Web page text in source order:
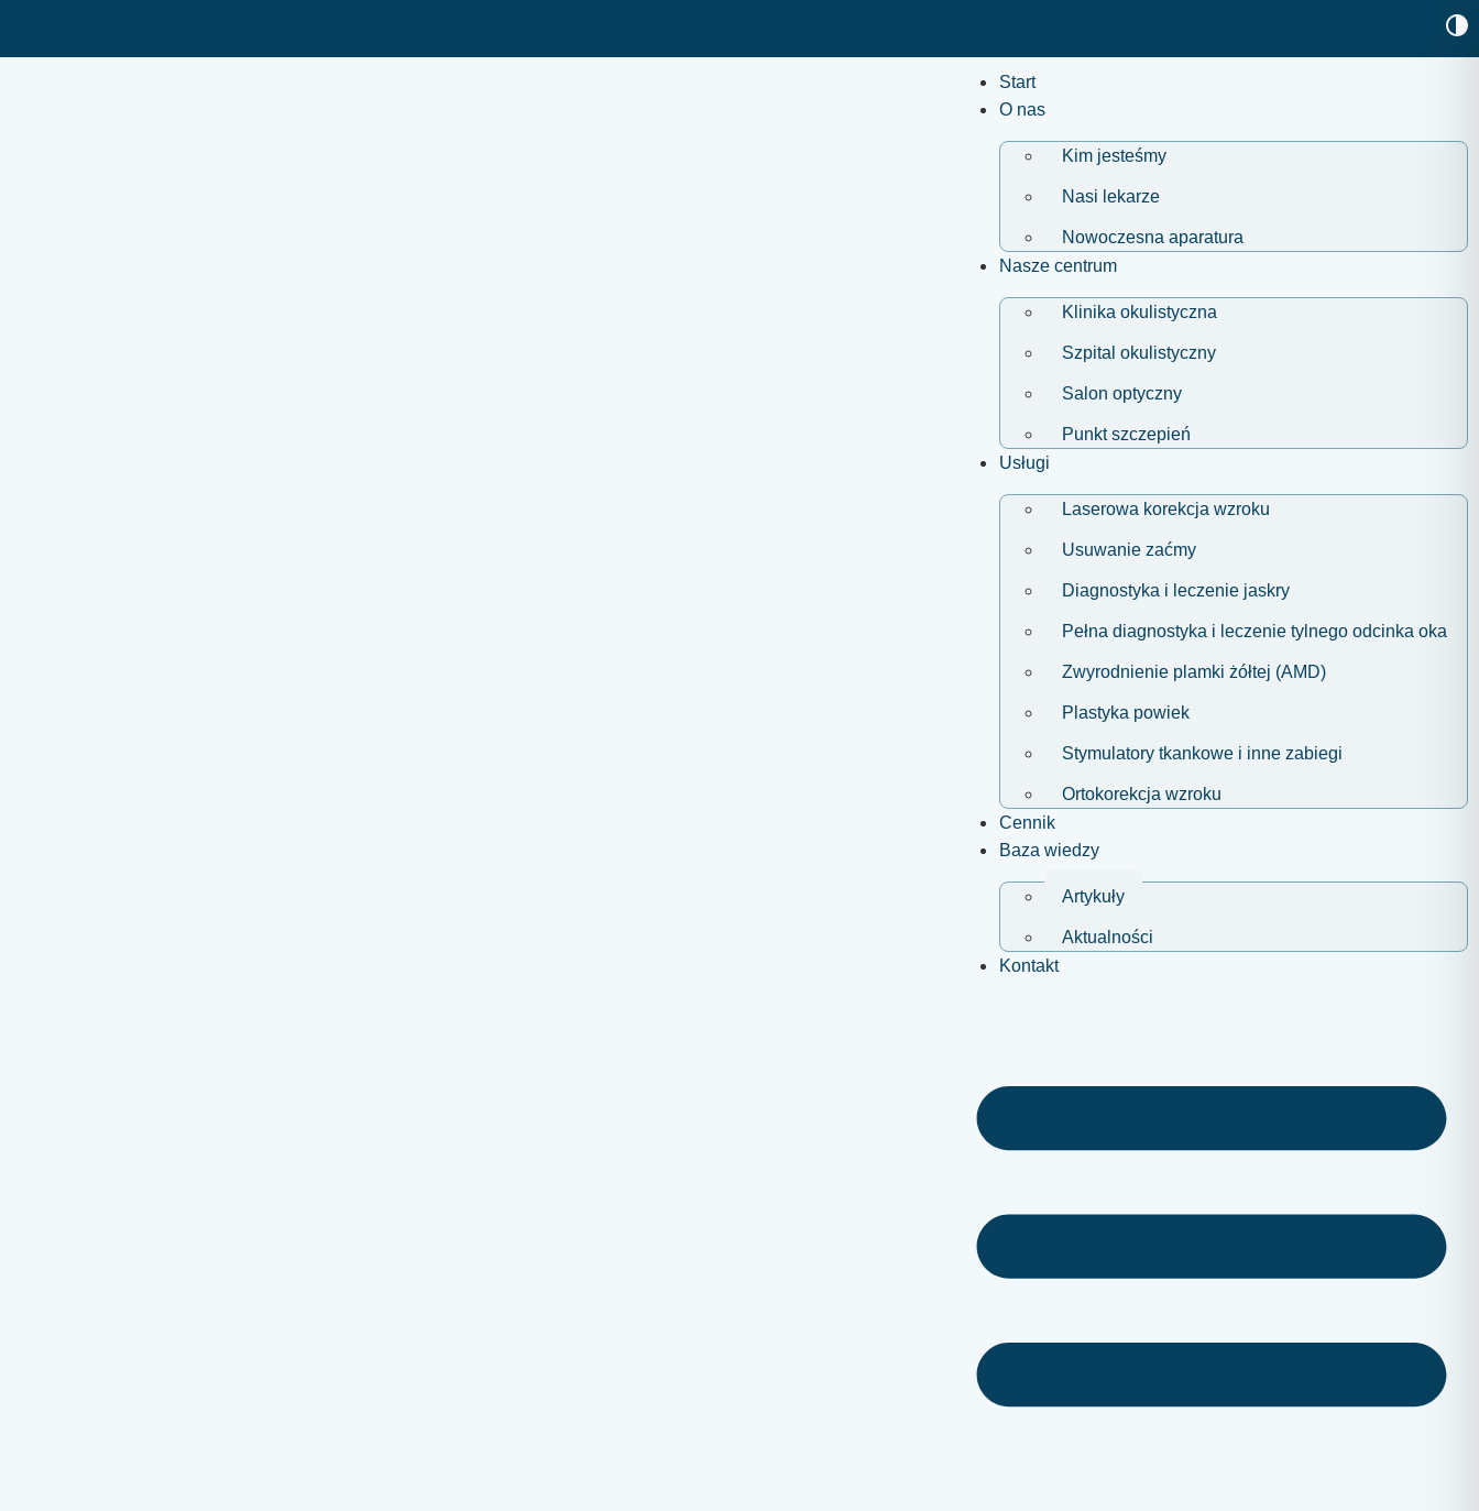
Start
O nas
Kim jesteśmy
Nasi lekarze
Nowoczesna aparatura
Nasze centrum
Klinika okulistyczna
Szpital okulistyczny
Salon optyczny
Punkt szczepień
Usługi
Laserowa korekcja wzroku
Usuwanie zaćmy
Diagnostyka i leczenie jaskry
Pełna diagnostyka i leczenie tylnego odcinka oka
Zwyrodnienie plamki żółtej (AMD)
Plastyka powiek
Stymulatory tkankowe i inne zabiegi
Ortokorekcja wzroku
Cennik
Baza wiedzy
Artykuły
Aktualności
Kontakt